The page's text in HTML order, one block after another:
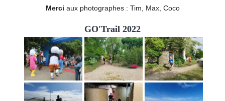
Merci aux photographes : Tim, Max, Coco
GO'Trail 2022